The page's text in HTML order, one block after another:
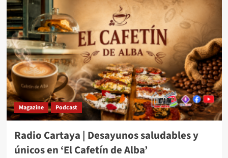
Magazine Podcast
Radio Cartaya | Desayunos saludables y
únicos en ‘El Cafetín de Alba’